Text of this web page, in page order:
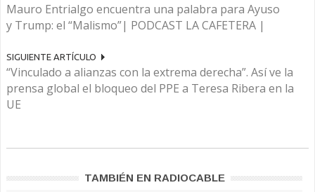
Mauro Entrialgo encuentra una palabra para Ayuso
y Trump: el “Malismo”| PODCAST LA CAFETERA |
SIGUIENTE ARTÍCULO
“Vinculado a alianzas con la extrema derecha”. Así ve la
prensa global el bloqueo del PPE a Teresa Ribera en la
UE
TAMBIÉN EN RADIOCABLE